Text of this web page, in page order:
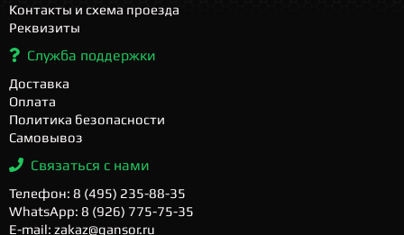
Контакты и схема проезда
Реквизиты
Служба поддержки
Доставка
Оплата
Политика безопасности
Самовывоз
Связаться с нами
Телефон: 8 (495) 235-88-35
WhatsApp: 8 (926) 775-75-35
E-mail: zakaz@gansor.ru